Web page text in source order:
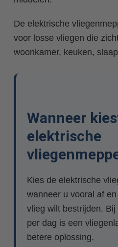
De elektrische
voor losse vliegen die
woonkamer, keuken,
Wanneer
elektrische
Kies de elektrische
wanneer u vooral af
vlieg wilt bestrijden.
per dag is een
betere oplossing.